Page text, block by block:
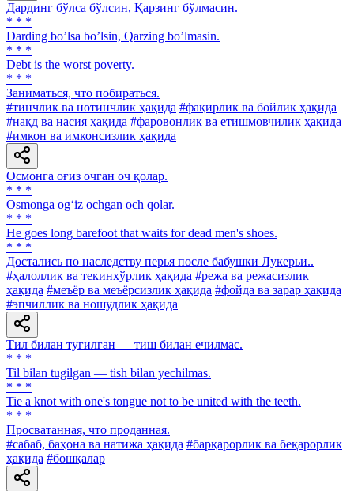
Дардинг бўлса бўлсин, Қарзинг бўлмасин.
* * *
Darding boʼlsa boʼlsin, Qarzing boʼlmasin.
* * *
Debt is the worst poverty.
* * *
Заниматься, что побираться.
#тинчлик ва нотинчлик ҳақида #фақирлик ва бойлик ҳақида
#нақд ва насия ҳақида #фаровонлик ва етишмовчилик ҳақида
#имкон ва имконсизлик ҳақида
Осмонга оғиз очган оч қолар.
* * *
Osmonga og‘iz ochgan och qolar.
* * *
Не goes long barefoot that waits for dead men's shoes.
* * *
Достались по наследству перья после бабушки Лукерьи..
#ҳалоллик ва текинхўрлик ҳақида #режа ва режасизлик
ҳақида #меъёр ва меъёрсизлик ҳақида #фойда ва зарар ҳақида
#эпчиллик ва ношудлик ҳақида
Тил билан тугилган — тиш билан ечилмас.
* * *
Til bilan tugilgan — tish bilan yechilmas.
* * *
Tie a knot with one's tongue not to be united with the teeth.
* * *
Просватанная, что проданная.
#сабаб, баҳона ва натижа ҳақида #барқарорлик ва беқарорлик
ҳақида #бошқалар